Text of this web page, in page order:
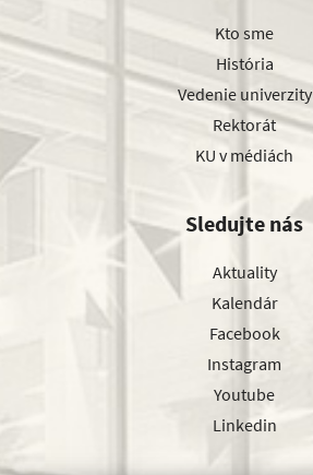
Kto sme
História
Vedenie univerzity
Rektorát
KU v médiách
Sledujte nás
Aktuality
Kalendár
Facebook
Instagram
Youtube
Linkedin